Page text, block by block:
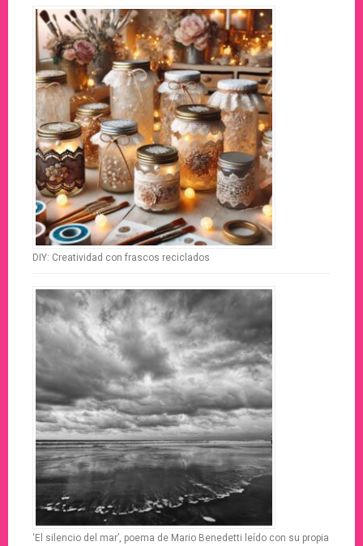
DIY: Creatividad con frascos reciclados
‘El silencio del mar’, poema de Mario Benedetti leído con su propia